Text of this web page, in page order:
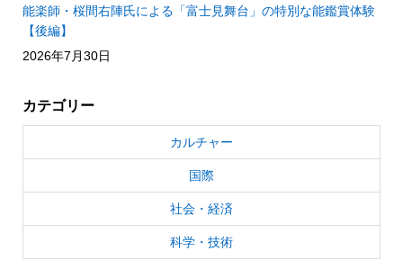
能楽師・桜間右陣氏による「富士見舞台」の特別な能鑑賞体験
【後編】
2026年7月30日
カテゴリー
カルチャー
国際
社会・経済
科学・技術